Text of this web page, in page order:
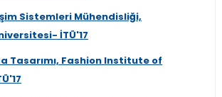
Sistemleri Mühendisliği,
İTÜ'17
Tasarımı, Fashion Institute of